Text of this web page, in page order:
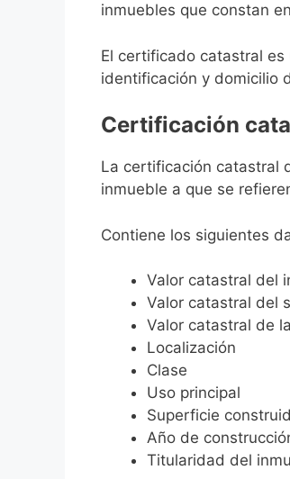
inmuebles que constan
El certificado catastral
identificación y domicilio
Certificación
La certificación catastral
inmueble a que se
Contiene los siguientes
Valor catastral del
Valor catastral del
Valor catastral de
Localización
Clase
Uso principal
Superficie
Año de
Titularidad del